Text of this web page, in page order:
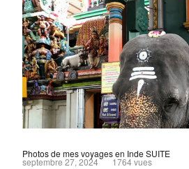
Photos de mes voyages en Inde SUITE
septembre 27, 2024 1764 vues